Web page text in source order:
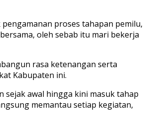
proses tahapan pemilu,
oleh sebab itu mari bekerja
rasa ketenangan serta
Kabupaten ini.
sejak awal hingga kini masuk tahap
memantau setiap kegiatan,